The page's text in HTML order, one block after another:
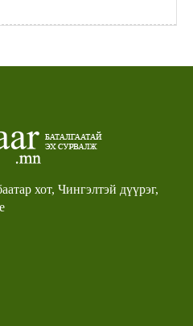
хот, Чингэлтэй дүүрэг,